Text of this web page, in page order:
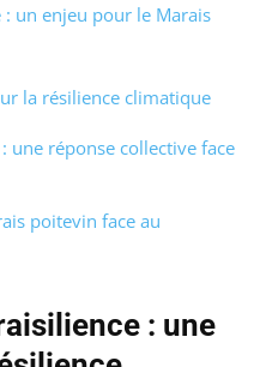
: un enjeu pour le Marais
la résilience climatique
une réponse collective face
poitevin face au
: une